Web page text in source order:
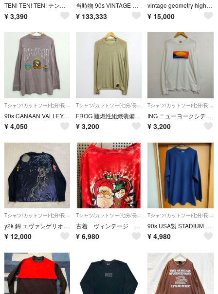
TEN! TEN! TEN! テンテンテン 長袖 ロンT 両面 グラフィック プリント クルーネック サブカル ストリート Y2K 古着 VINTAGE ピンク系 M G765
¥ 3,390
当時物 90s VINTAGE MARILYN MANSON マリリンマンソン ヴィンテージ ビンテージ バンド Tシャツ
¥ 133,333
vintage geometry high neck cut sew
¥ 15,000
90s CANAAN VALLEY ロンT 長袖 Tシャツ USA製 CYRK ダスティパープル フェード VINTAGE 古着 シングルステッチ メンズ サイズ M C249
¥ 4,050
FROG 難燃性組織装備 コンバットシャツ 薄手 ハイネック Marine Corps USA製 ミリタリー ARMY 古着 VINTAGE カーキ系 M G209
¥ 3,200
ING ニューヨークシティマラソン 2004 長袖 ロンT バックプリント 袖 企業 イベント コットン GILDAN 古着 VINTAGE ホワイト M G599
¥ 3,200
Tシャツ/カットソー(七分/長袖)
y2k 錦 エヴァンゲリオン コラボ 和柄 刺繍 綾波レイ ロンT 長袖Tシャツ
¥ 12,000
Tシャツ/カットソー(七分/長袖)
古着 ヴィンテージ vintage ロングスリーブTシャツ ロンtee ビックサイズ タイダイ サンタ カラフル 派手 個性派
¥ 6,980
Tシャツ/カットソー(七分/長袖)
90s USA製 STADIUM 無地ロンT ネイビー L ヴィンテージ長袖Tシャツ
¥ 4,980